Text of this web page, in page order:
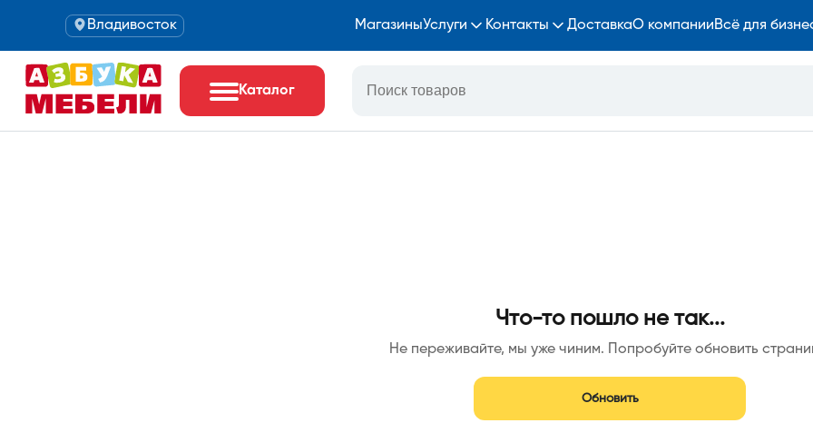
Владивосток МагазиныУслуги Контакты ДоставкаО компанииВсё для
Каталог
Что-то пошло не так...
Не переживайте, мы уже чиним. Попробуйте обновить
Обновить